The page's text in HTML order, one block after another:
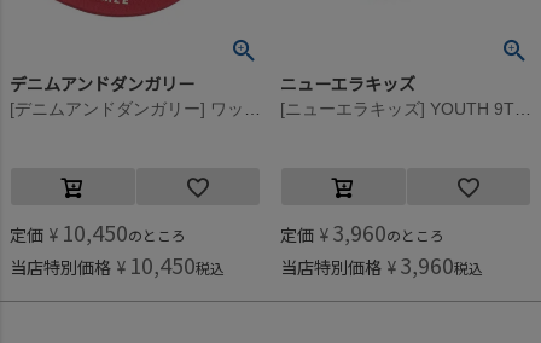
デニムアンドダンガリー
定価 ¥ 10,450のところ
当店特別価格 ¥ 10,450税込
ニューエラキッズ
定価 ¥ 3,960のところ
当店特別価格 ¥ 3,960税込